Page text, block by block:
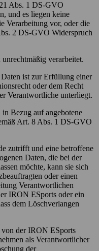
Abs. 1 DS-GVO
und es liegen keine
Verarbeitung vor, oder die
2 DS-GVO Widerspruch
verarbeitet.
ist zur Erfüllung einer
oder dem Recht
Verantwortliche unterliegt.
Bezug auf angebotene
Art. 8 Abs. 1 DS-GVO
zutrifft und eine betroffene
Daten, die bei der
möchte, kann sie sich
oder einen
Verantwortlichen
IRON ESports oder ein
dem Löschverlangen
von der IRON ESports
als Verantwortlicher
der